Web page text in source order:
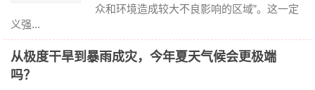
众和环境造成较大不良影响的区域”。这一定
义强...
从极度干旱到暴雨成灾，今年夏天气候会更极端
吗？